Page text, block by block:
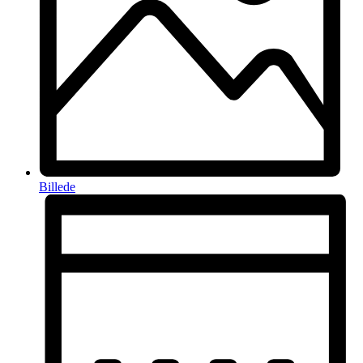
Billede